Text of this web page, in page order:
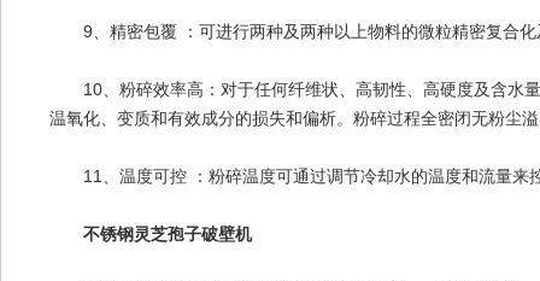
9、精密包覆 ：可进行两种及两种以上物料的微粒精密复合化
10、粉碎效率高：对于任何纤维状、高韧性、高硬度及含水
温氧化、变质和有效成分的损失和偏析。粉碎过程全密闭无粉尘
11、温度可控 ：粉碎温度可通过调节冷却水的温度和流量来
不锈钢灵芝孢子破壁机